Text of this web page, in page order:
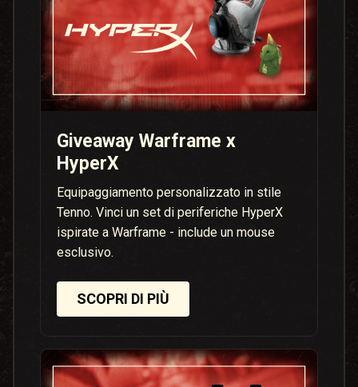
Giveaway Warframe x
HyperX
Equipaggiamento personalizzato in stile
Tenno. Vinci un set di periferiche HyperX
ispirate a Warframe - include un mouse
esclusivo.
SCOPRI DI PIÙ